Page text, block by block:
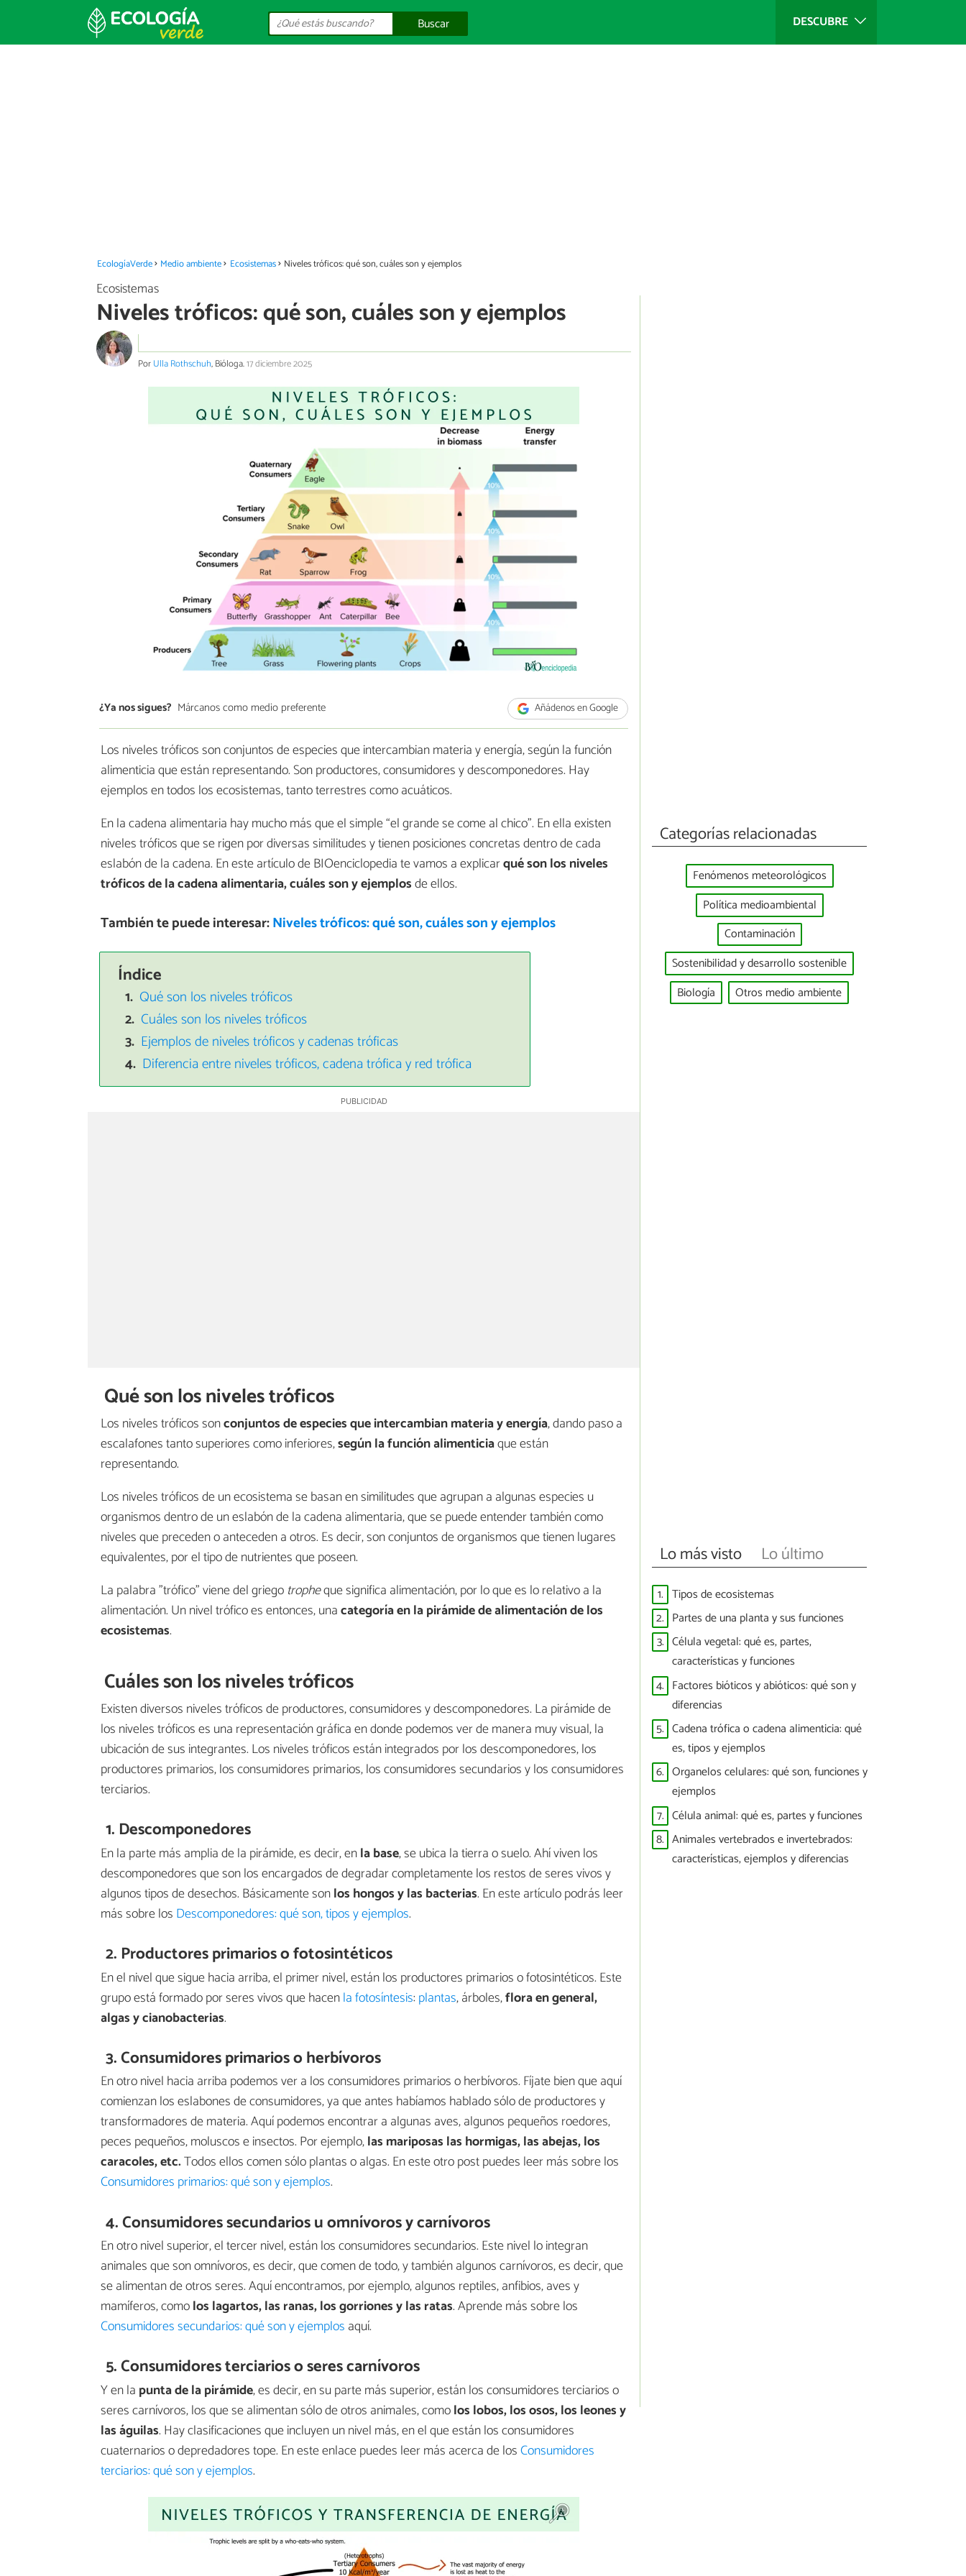
DESCUBRE
Buscar
EcologíaVerde Medio ambiente Ecosistemas Niveles tróficos: qué son, cuáles son y ejemplos
Ecosistemas
Niveles tróficos: qué son, cuáles son y ejemplos
PorUlla Rothschuh, Bióloga.17 diciembre 2025
¿Ya nos sigues? Márcanos como medio preferente Añádenos en Google
Los niveles tróficos son conjuntos de especies que intercambian materia y energía, según la función
alimenticia que están representando. Son productores, consumidores y descomponedores. Hay
ejemplos en todos los ecosistemas, tanto terrestres como acuáticos.
En la cadena alimentaria hay mucho más que el simple “el grande se come al chico”. En ella existen
niveles tróficos que se rigen por diversas similitudes y tienen posiciones concretas dentro de cada
eslabón de la cadena. En este artículo de BIOenciclopedia te vamos a explicarqué son los niveles
tróficos de la cadena alimentaria, cuáles son y ejemplosde ellos.
También te puede interesar:Niveles tróficos: qué son, cuáles son y ejemplos
Índice
Qué son los niveles tróficos
Cuáles son los niveles tróficos
Ejemplos de niveles tróficos y cadenas tróficas
Diferencia entre niveles tróficos, cadena trófica y red trófica
Qué son los niveles tróficos
Los niveles tróficos sonconjuntos de especies que intercambian materia y energía, dando paso a
escalafones tanto superiores como inferiores,según la función alimenticiaque están
representando.
Los niveles tróficos de un ecosistema se basan en similitudes que agrupan a algunas especies u
organismos dentro de un eslabón de la cadena alimentaria, que se puede entender también como
niveles que preceden o anteceden a otros. Es decir, son conjuntos de organismos que tienen lugares
equivalentes, por el tipo de nutrientes que poseen.
La palabra "trófico" viene del griego tropheque significa alimentación, por lo que es lo relativo a la
alimentación. Un nivel trófico es entonces, unacategoría en la pirámide de alimentación de los
ecosistemas.
Cuáles son los niveles tróficos
Existen diversos niveles tróficos de productores, consumidores y descomponedores. La pirámide de
los niveles tróficoses una representación gráfica en donde podemos ver de manera muy visual, la
ubicación de sus integrantes. Los niveles tróficos están integrados por los descomponedores, los
productores primarios, los consumidores primarios, los consumidores secundarios y los consumidores
terciarios.
1. Descomponedores
En la parte más amplia de la pirámide, es decir, enla base, se ubica la tierra o suelo. Ahí viven los
descomponedores que son los encargados de degradar completamente los restos de seres vivos y
algunos tipos de desechos. Básicamente sonlos hongos y las bacterias. En este artículo podrás leer
más sobre los Descomponedores: qué son, tipos y ejemplos.
2. Productores primarios o fotosintéticos
En el nivel que sigue hacia arriba, el primer nivel, están los productores primarios o fotosintéticos. Este
grupo está formado por seres vivos que hacenla fotosíntesis:plantas, árboles,flora en general,
algas y cianobacterias.
3. Consumidores primarios o herbívoros
En otro nivel hacia arriba podemos ver a los consumidores primarios o herbívoros. Fíjate bien que aquí
comienzan los eslabones de consumidores, ya que antes habíamos hablado sólo de productores y
transformadores de materia. Aquí podemos encontrar a algunas aves, algunos pequeños roedores,
peces pequeños, moluscos e insectos. Por ejemplo,las mariposas las hormigas, las abejas, los
caracoles, etc.Todos ellos comen sólo plantas o algas. En este otro post puedes leer más sobre los
Consumidores primarios: qué son y ejemplos.
4.Consumidores secundarios u omnívoros y carnívoros
En otro nivel superior, el tercer nivel, están los consumidores secundarios. Este nivel lo integran
animales que son omnívoros, es decir, que comen de todo, y también algunos carnívoros, es decir, que
se alimentan de otros seres. Aquí encontramos, por ejemplo, algunos reptiles, anfibios, aves y
mamíferos, comolos lagartos, las ranas, los gorriones y las ratas. Aprende más sobre los
Consumidores secundarios: qué son y ejemplos aquí.
5. Consumidores terciarios o seres carnívoros
Y en la punta de la pirámide, es decir, en su parte más superior, están los consumidores terciarios o
seres carnívoros, los que se alimentan sólo de otros animales, comolos lobos, los osos, los leones y
las águilas. Hay clasificaciones que incluyen un nivel más, en el que están los consumidores
cuaternarios o depredadores tope. En este enlace puedes leer más acerca de losConsumidores
terciarios: qué son y ejemplos.
Categorías relacionadas
Fenómenos meteorológicos
Política medioambiental
Contaminación
Sostenibilidad y desarrollo sostenible
Biología
Otros medio ambiente
Lo más visto Lo último
1. Tipos de ecosistemas
2. Partes de una planta y sus funciones
3. Célula vegetal: qué es, partes,
características y funciones
4. Factores bióticos y abióticos: qué son y
diferencias
5. Cadena trófica o cadena alimenticia: qué
es, tipos y ejemplos
6. Organelos celulares: qué son, funciones y
ejemplos
7. Célula animal: qué es, partes y funciones
8. Animales vertebrados e invertebrados:
características, ejemplos y diferencias